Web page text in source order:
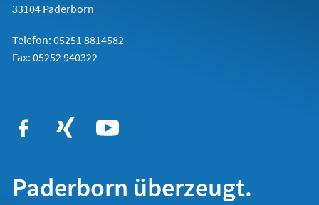
33104 Paderborn
Telefon: 05251 8814582
Fax: 05252 940322
Paderborn überzeugt.